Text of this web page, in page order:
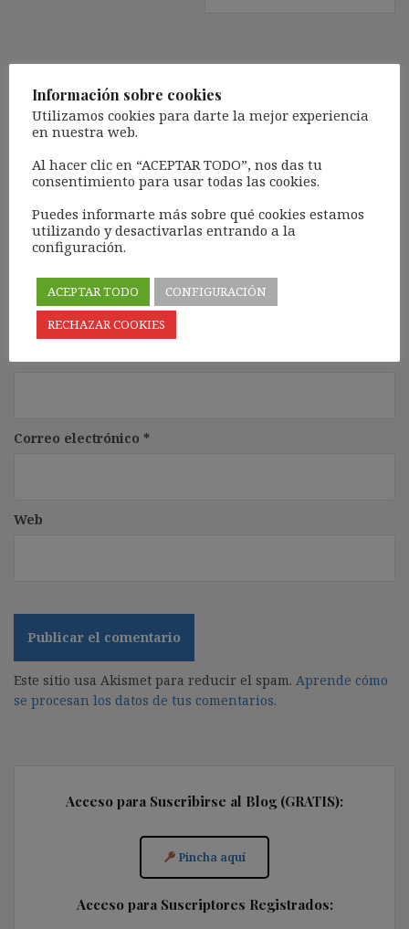
Tu dirección de correo electrónico no será publicada.
campos obligatorios están marcados con
Comentario *
Correo electrónico *
Web
Este sitio usa Akismet para reducir el spam. Aprende cómo
se procesan los datos de tus comentarios.
Acceso para Suscribirse al Blog (GRATIS):
Pincha aquí
Acceso para Suscriptores Registrados:
Información sobre cookies
Utilizamos cookies para darte la mejor experiencia
en nuestra web.
Al hacer clic en “ACEPTAR TODO”, nos das tu
consentimiento para usar todas las cookies.
Puedes informarte más sobre qué cookies estamos
utilizando y desactivarlas entrando a la
configuración.
ACEPTAR TODO
CONFIGURACIÓN
RECHAZAR COOKIES